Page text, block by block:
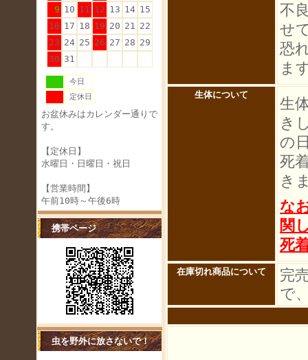
9 10 11 12 13 14 15
16 17 18 19 20 21 22
23 24 25 26 27 28 29
30 31
今日
定休日
お盆休みはカレンダー通りで
す。
【定休日】
水曜日・日曜日・祝日
【営業時間】
午前10時～午後6時
携帯ページ
虫を野外に放さないで！
不
せ
恐
ま
生体について
生
き
の
死
き
な
関
死
在庫切れ商品について
完
で